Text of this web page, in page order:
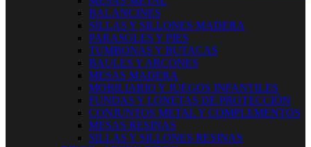
BALANCINES
SILLAS Y SILLONES MADERA
PARASOLES Y PIES
TUMBONAS Y BUTACAS
BAULES Y ARCONES
MESAS MADERA
MOBILIARIO Y JUEGOS INFANTILES
FUNDAS Y LONETAS DE PROTECCIÓN
CONJUNTOS METAL Y COMPLEMENTOS
MESAS RESINAS
SILLAS Y SILLONES RESINAS